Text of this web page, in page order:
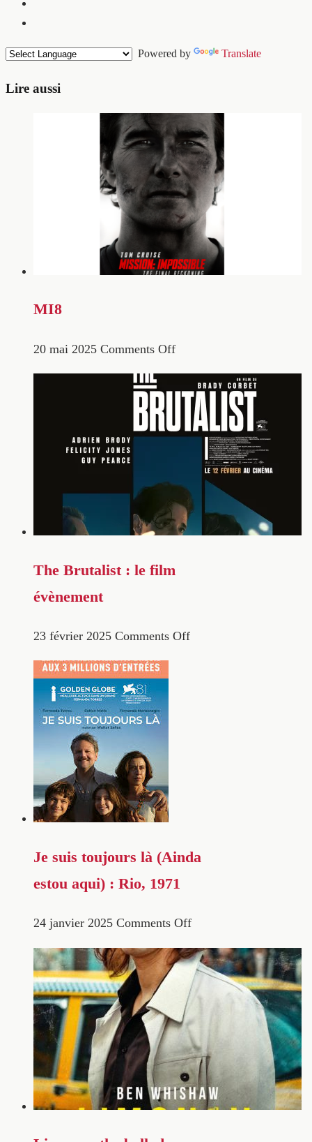
Powered by Translate
Lire aussi
MI8
20 mai 2025 Comments Off
The Brutalist : le film
évènement
23 février 2025 Comments Off
Je suis toujours là (Ainda
estou aqui) : Rio, 1971
24 janvier 2025 Comments Off